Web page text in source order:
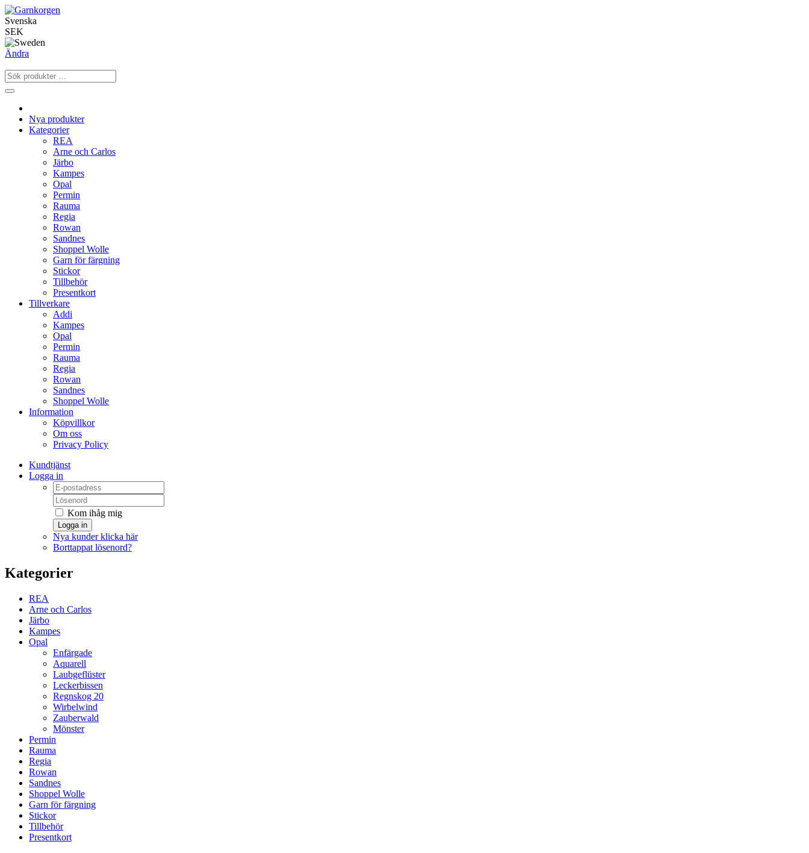
Svenska
SEK
Ändra
Nya produkter
Kategorier
REA
Arne och Carlos
Järbo
Kampes
Opal
Permin
Rauma
Regia
Rowan
Sandnes
Shoppel Wolle
Garn för färgning
Stickor
Tillbehör
Presentkort
Tillverkare
Addi
Kampes
Opal
Permin
Rauma
Regia
Rowan
Sandnes
Shoppel Wolle
Information
Köpvillkor
Om oss
Privacy Policy
Kundtjänst
Logga in
Kom ihåg mig
Logga in
Nya kunder klicka här
Borttappat lösenord?
Kategorier
REA
Arne och Carlos
Järbo
Kampes
Opal
Enfärgade
Aquarell
Laubgeflüster
Leckerbissen
Regnskog 20
Wirbelwind
Zauberwald
Mönster
Permin
Rauma
Regia
Rowan
Sandnes
Shoppel Wolle
Garn för färgning
Stickor
Tillbehör
Presentkort